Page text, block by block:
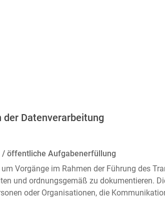
der Datenverarbeitung
/ öffentliche Aufgabenerfüllung
Vorgänge im Rahmen der Führung des
und ordnungsgemäß zu dokumentieren.
oder Organisationen, die